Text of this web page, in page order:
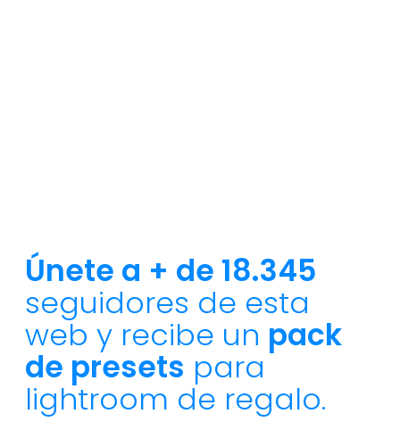
Únete a + de 18.345
seguidores de esta
web y recibe un pack
de presets para
lightroom de regalo.